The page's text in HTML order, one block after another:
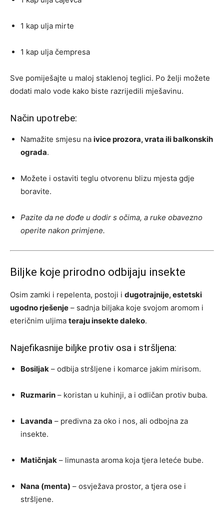
1 kap ulja mirte
1 kap ulja čempresa
Sve pomiješajte u maloj staklenoj teglici. Po želji možete
dodati malo vode kako biste razrijedili mješavinu.
Način upotrebe:
Namažite smjesu na ivice prozora, vrata ili balkonskih
ograda.
Možete i ostaviti teglu otvorenu blizu mjesta gdje
boravite.
Pazite da ne dođe u dodir s očima, a ruke obavezno
operite nakon primjene.
Biljke koje prirodno odbijaju insekte
Osim zamki i repelenta, postoji i dugotrajnije, estetski
ugodno rješenje – sadnja biljaka koje svojom aromom i
eteričnim uljima teraju insekte daleko.
Najefikasnije biljke protiv osa i stršljena:
Bosiljak – odbija stršljene i komarce jakim mirisom.
Ruzmarin – koristan u kuhinji, a i odličan protiv buba.
Lavanda – predivna za oko i nos, ali odbojna za
insekte.
Matičnjak – limunasta aroma koja tjera leteće bube.
Nana (menta) – osvježava prostor, a tjera ose i
stršljene.